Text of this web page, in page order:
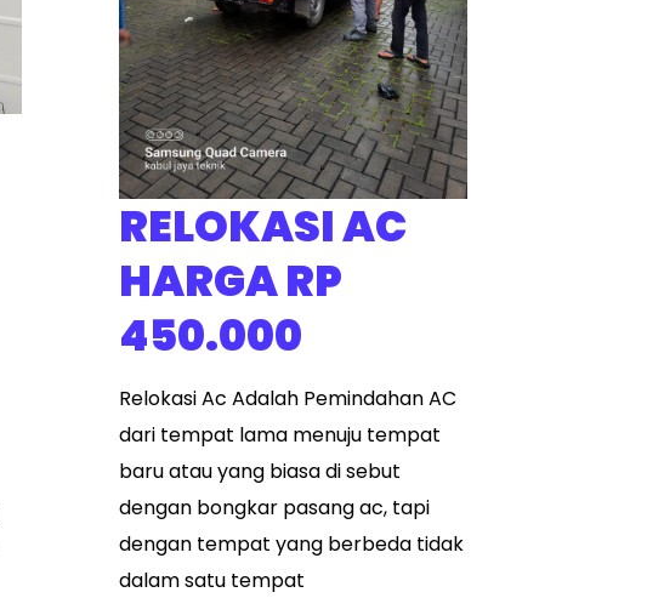
RELOKASI AC
HARGA RP
450.000
Relokasi Ac Adalah Pemindahan AC
dari tempat lama menuju tempat
baru atau yang biasa di sebut
dengan bongkar pasang ac, tapi
dengan tempat yang berbeda tidak
dalam satu tempat